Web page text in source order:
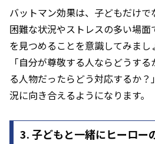
バットマン効果は、子どもだけで
困難な状況やストレスの多い場
を見つめることを意識してみまし
「自分が尊敬する人ならどうす
る人物だったらどう対応するか
況に向き合えるようになります。
3. 子どもと一緒にヒーロー